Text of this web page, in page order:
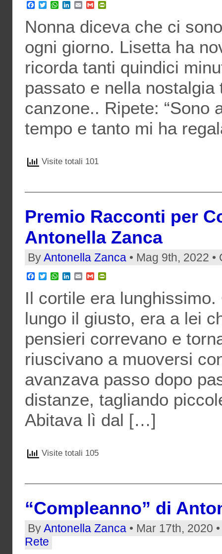
Facebook
TwitterWhatsApp
LinkedIn
EmailGmail
Nonna diceva che ci
ogni giorno. Lisetta ha
ricorda tanti quindici
passato e nella
canzone.. Ripete: “Sono
tempo e tanto mi ha
Visite totali 101
Premio Racconti per
Antonella Zanca
ByAntonella Zanca • Mag 9th, 2022
Facebook
TwitterWhatsApp
LinkedIn
EmailGmail
Il cortile era
lungo il giusto, era a lei
pensieri correvano e
riuscivano a muoversi
avanzava passo dopo
distanze, tagliando
Abitava lì dal […]
Visite totali 105
“Compleanno” di
ByAntonella Zanca • Mar 17th, 2020
Rete